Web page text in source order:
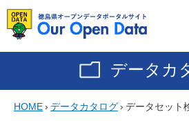
データカ
HOME› データカタログ› データセット